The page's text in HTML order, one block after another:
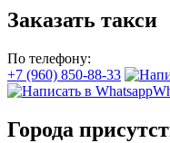
Заказать такси
По телефону:
+7 (960) 850-88-33
Города